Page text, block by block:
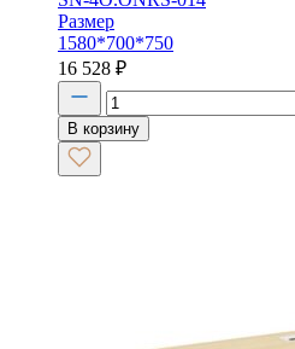
Размер
1580*700*750
16 528 ₽
В корзину